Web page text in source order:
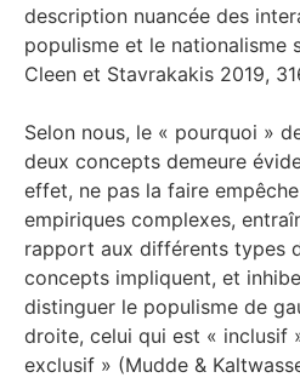
description nuancée des
populisme et le nationalisme
Cleen et Stavrakakis 2019,
Selon nous, le « pourquoi »
deux concepts demeure
effet, ne pas la faire
empiriques complexes,
rapport aux différents types
concepts impliquent, et
distinguer le populisme de
droite, celui qui est « inclusif
exclusif » (Mudde &